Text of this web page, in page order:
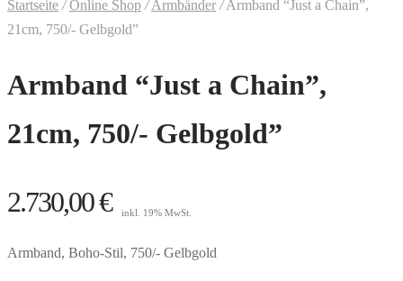
Startseite / Online Shop / Armbänder /Armband “Just a Chain”,
21cm, 750/- Gelbgold”
Armband “Just a Chain”,
21cm, 750/- Gelbgold”
2.730,00€ inkl. 19% MwSt.
Armband, Boho-Stil, 750/- Gelbgold